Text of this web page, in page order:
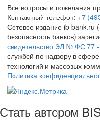
Все вопросы и пожелания
Контактный телефон: +7
Сетевое издание ib-
безопасность банков)
свидетельство ЭЛ № ФС 77
службой по надзору в
технологий и массовых
Политика
Стать автором